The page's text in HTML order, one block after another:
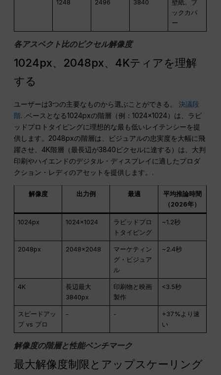
1248
2496
3840
壁紙、ブ
ックカバ
ー
各アスペクト比のピクセル解像度
1024px、2048px、4Kティアを理解
する
ユーザーは3つの主要なものから選ぶことができる。決議段
階. .ベースとなる1024pxの階層（例：1024×1024）は、ラピ
ッドプロトタイピングに理想的な最も低いレイテンシーを提
供します。2048pxの階層は、ビジュアルの忠実度を大幅に飛
躍させ、4K階層（最長辺が3840ピクセルに達する）は、大判
印刷やハイエンドのデジタル・ディスプレイに適したプロダ
クション・レディのアセットを提供します。.
解像度 出力例 最適
平均推論時間
（2026年）
1024px 1024×1024
ラピッドプロ
トタイピング
~1.2秒
2048px 2048×2048
マーケティン
グ・ビジュア
ル
~2.4秒
4K
長辺最大
3840px
印刷物と映画
製作
<3.5秒
スピードアッ
プ vs プロ
- -
+37%より速
い
解像度の階層と性能ベンチマーク
最大解像度制限とアップスケーリング